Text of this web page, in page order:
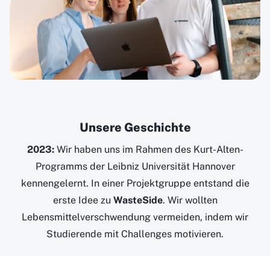
Unsere Geschichte
2023:Wir haben uns im Rahmen des Kurt-Alten-
Programms der Leibniz Universität Hannover
kennengelernt. In einer Projektgruppe entstand die
erste Idee zu WasteSide. Wir wollten
Lebensmittelverschwendung vermeiden, indem wir
Studierende mit Challenges motivieren.